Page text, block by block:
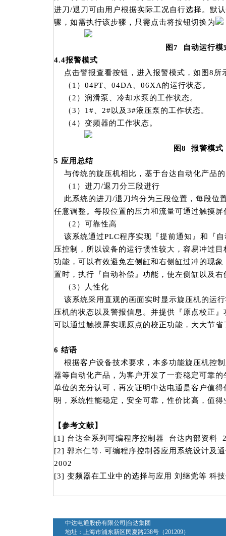
进刀/退刀可由用户根据实际工况自行选择。默
骤，如需执行该步骤，只需点击将按钮切换为
图7 自动运行模
4.4报警模式
点击警报查看按钮，进入报警模式，如图8
（1）04PT、04DA、06XA的运行状态。
（2）润滑泵、冷却水泵的工作状态。
（3）1#、2#以及3#液压泵的工作状态。
（4）变频器的工作状态。
图8 报警模式
5 应用总结
与传统的旋压机相比，基于台达自动化产品
（1）进刀/退刀分三段进行
此系统的进刀/退刀均分为三段位置，每段位
任意调整。每段位置的压力和流量可通过触摸屏
（2）可靠性高
该系统通过PLC程序实现『提前通知』和『
压控制，所以设备的运行惯性较大，容易冲过
功能，可以有效避免左侧缸和右侧缸过冲的现
置时，执行『自动补偿』功能，使左侧缸以及
（3）人性化
该系统采用直观的画面实时显示旋压机的运
压机的状态以及警报信息。并提供『原点校正
可以通过触摸屏实现原点的校正功能，大大节
6 结语
根据客户设备技术要求，本多功能旋压机控
器等自动化产品，为客户开发了一套稳定可靠
单位的充分认可，再次证明中达电通是客户值
明，系统性能稳定，安全可靠，性价比高，值
【参考文献】
[1] 台达全系列可编程序控制器 台达内部资料
[2] 郭宗仁等. 可编程序控制器应用系统设计及
2002
[3] 变频器在工业中的选择与应用 刘继党等 科
中达电通股份有限公司|台达集团
地址：上海市浦东新区民夏路238号（201209）